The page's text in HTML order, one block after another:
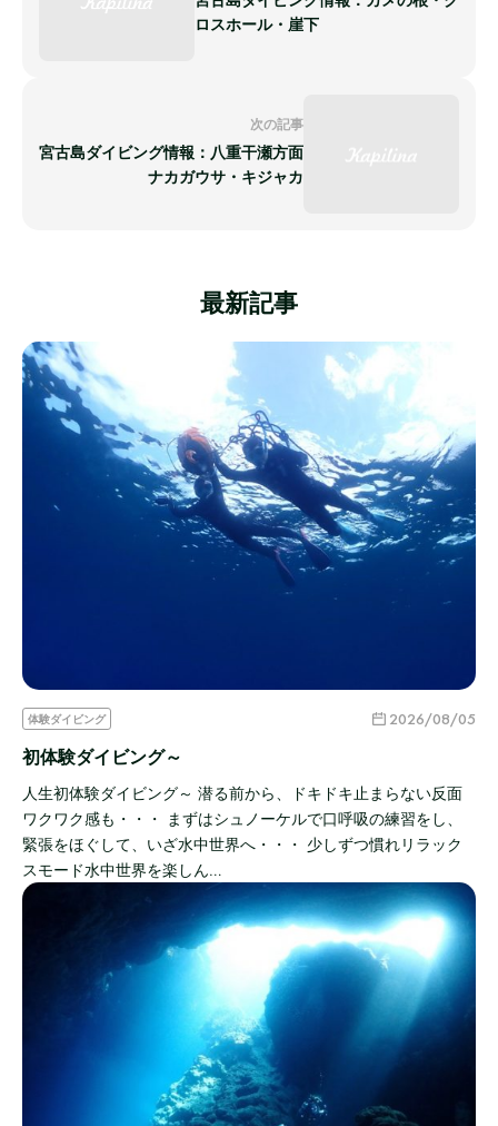
ロスホール・崖下
次の記事
宮古島ダイビング情報：八重干瀬方面
ナカガウサ・キジャカ
最新記事
体験ダイビング 2026/08/05
初体験ダイビング～
人生初体験ダイビング～ 潜る前から、ドキドキ止まらない反面
ワクワク感も・・・ まずはシュノーケルで口呼吸の練習をし、
緊張をほぐして、いざ水中世界へ・・・ 少しずつ慣れリラック
スモード水中世界を楽しん…